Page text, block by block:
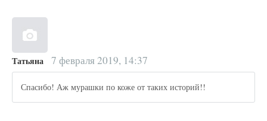
Татьяна 7 февраля 2019, 14:37
Спасибо! Аж мурашки по коже от таких историй!!